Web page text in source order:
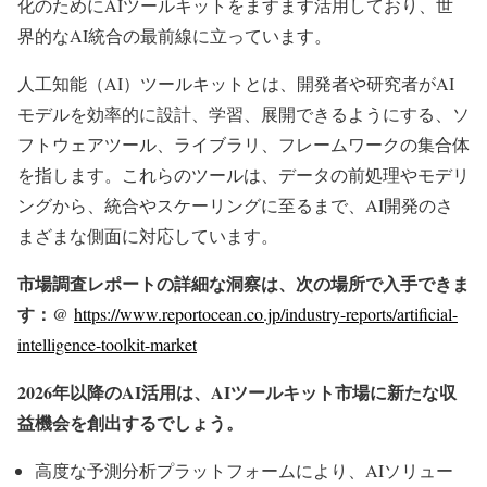
界的なAI統合の最前線に立っています。
人工知能（AI）ツールキットとは、開発者や研究者がAI
モデルを効率的に設計、学習、展開できるようにする、ソ
フトウェアツール、ライブラリ、フレームワークの集合体
を指します。これらのツールは、データの前処理やモデリ
ングから、統合やスケーリングに至るまで、AI開発のさ
まざまな側面に対応しています。
市場調査レポートの詳細な洞察は、次の場所で入手できま
す：@ https://www.reportocean.co.jp/industry-reports/artificial-
intelligence-toolkit-market
2026年以降のAI活用は、AIツールキット市場に新たな収
益機会を創出するでしょう。
高度な予測分析プラットフォームにより、AIソリュー